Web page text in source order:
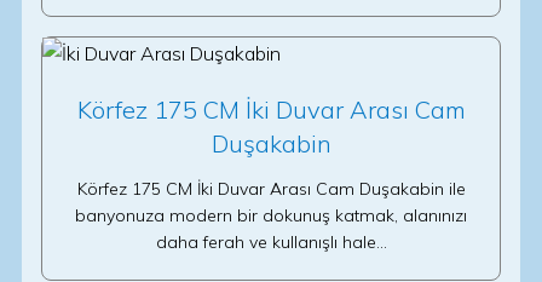
Körfez 175 CM İki Duvar Arası Cam
Duşakabin
Körfez 175 CM İki Duvar Arası Cam Duşakabin ile
banyonuza modern bir dokunuş katmak, alanınızı
daha ferah ve kullanışlı hale…